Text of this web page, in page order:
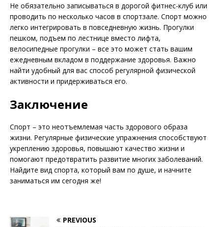
Не обязательно записываться в дорогой фитнес-клуб или
проводить по несколько часов в спортзале. Спорт можно
легко интегрировать в повседневную жизнь. Прогулки
пешком, подъем по лестнице вместо лифта,
велосипедные прогулки – все это может стать вашим
ежедневным вкладом в поддержание здоровья. Важно
найти удобный для вас способ регулярной физической
активности и придерживаться его.
Заключение
Спорт – это неотъемлемая часть здорового образа
жизни. Регулярные физические упражнения способствуют
укреплению здоровья, повышают качество жизни и
помогают предотвратить развитие многих заболеваний.
Найдите вид спорта, который вам по душе, и начните
заниматься им сегодня же!
PREVIOUS